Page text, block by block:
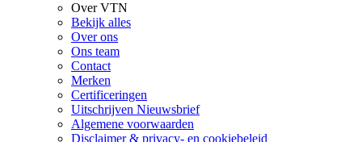
Over VTN
Bekijk alles
Over ons
Ons team
Contact
Merken
Certificeringen
Uitschrijven Nieuwsbrief
Algemene voorwaarden
Disclaimer & privacy- en cookiebeleid